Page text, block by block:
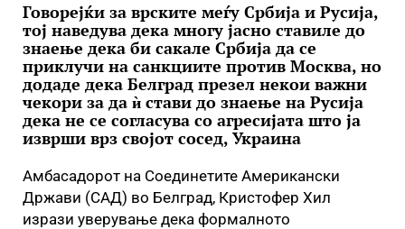
Говорејќи за врските меѓу Србија и Русија,
тој наведува дека многу јасно ставиле до
знаење дека би сакале Србија да се
приклучи на санкциите против Москва, но
додаде дека Белград презел некои важни
чекори за да ѝ стави до знаење на Русија
дека не се согласува со агресијата што ја
изврши врз својот сосед, Украина
Амбасадорот на Соединетите Американски
Држави (САД) во Белград, Кристофер Хил
изрази уверување дека формалното